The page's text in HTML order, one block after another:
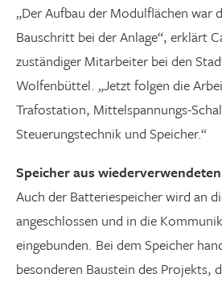
„Der Aufbau der Modulflächen war
Bauschritt bei der Anlage“, erklärt
zuständiger Mitarbeiter bei den
Wolfenbüttel. „Jetzt folgen die
Trafostation, Mittelspannungs-
Steuerungstechnik und Speicher.“
Speicher aus
Auch der Batteriespeicher wird an
angeschlossen und in die
eingebunden. Bei dem Speicher
besonderen Baustein des Projekts,